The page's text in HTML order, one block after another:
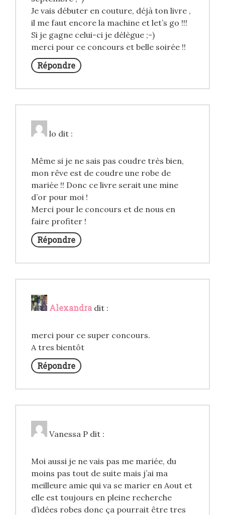
Je vais débuter en couture, déjà ton livre ,
il me faut encore la machine et let’s go !!!
Si je gagne celui-ci je délègue ;-)
merci pour ce concours et belle soirée !!
Répondre
lo dit :
Même si je ne sais pas coudre très bien,
mon rêve est de coudre une robe de
mariée !! Donc ce livre serait une mine
d’or pour moi !
Merci pour le concours et de nous en
faire profiter !
Répondre
Alexandra dit :
merci pour ce super concours.
A tres bientôt
Répondre
Vanessa P dit :
Moi aussi je ne vais pas me mariée, du
moins pas tout de suite mais j’ai ma
meilleure amie qui va se marier en Aout et
elle est toujours en pleine recherche
d’idées robes donc ça pourrait être tres